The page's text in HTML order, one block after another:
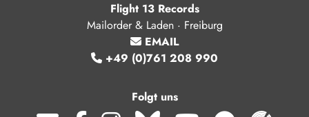
Flight 13 Records
Mailorder & Laden · Freiburg
EMAIL
+49 (0)761 208 990
Folgt uns